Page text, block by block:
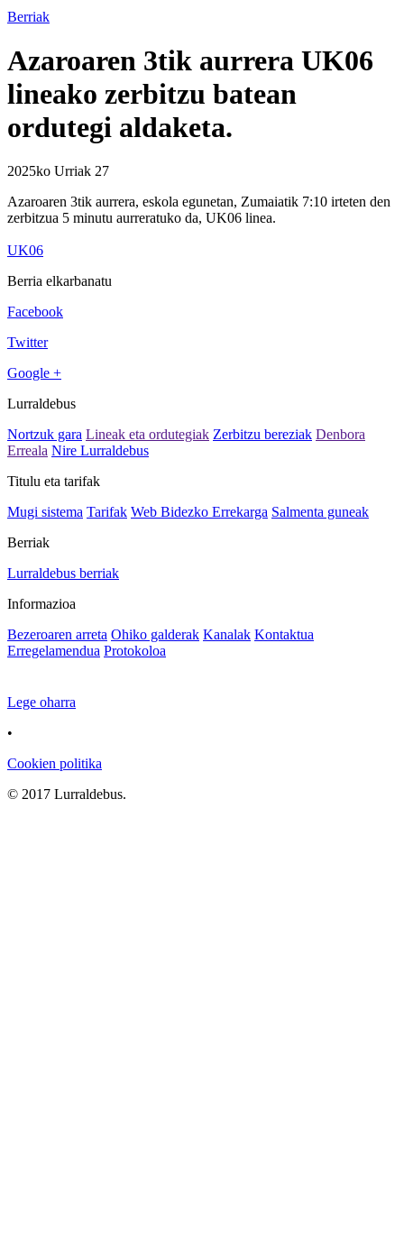
Berriak
Azaroaren 3tik aurrera UK06
lineako zerbitzu batean
ordutegi aldaketa.
2025ko Urriak 27
Azaroaren 3tik aurrera, eskola egunetan, Zumaiatik 7:10 irteten den
zerbitzua 5 minutu aurreratuko da, UK06 linea.
UK06
Berria elkarbanatu
Facebook
Twitter
Google +
Lurraldebus
Nortzuk gara Lineak eta ordutegiak Zerbitzu bereziak Denbora
Erreala Nire Lurraldebus
Titulu eta tarifak
Mugi sistema Tarifak Web Bidezko Errekarga Salmenta guneak
Berriak
Lurraldebus berriak
Informazioa
Bezeroaren arreta Ohiko galderak Kanalak Kontaktua
Erregelamendua Protokoloa
Lege oharra
•
Cookien politika
© 2017 Lurraldebus.